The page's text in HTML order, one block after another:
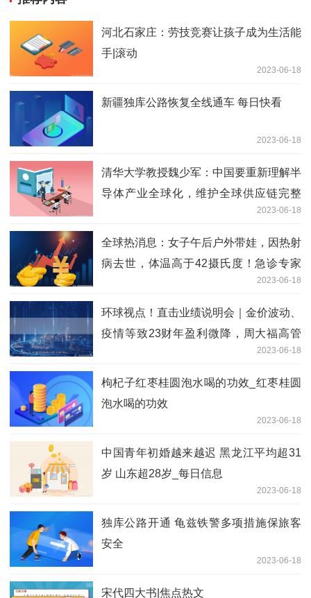
河北石家庄：劳技竞赛让孩子成为生活能
手|滚动
2023-06-18
新疆独库公路恢复全线通车 每日快看
2023-06-18
清华大学教授魏少军：中国要重新理解半
导体产业全球化，维护全球供应链完整
2023-06-18
全球热消息：女子午后户外带娃，因热射
病去世，体温高于42摄氏度！急诊专家
2023-06-18
环球视点！直击业绩说明会｜金价波动、
疫情等致23财年盈利微降，周大福高管
2023-06-18
枸杞子红枣桂圆泡水喝的功效_红枣桂圆
泡水喝的功效
2023-06-18
中国青年初婚越来越迟 黑龙江平均超31
岁 山东超28岁_每日信息
2023-06-18
独库公路开通 龟兹铁警多项措施保旅客
安全
2023-06-18
宋代四大书|焦点热文